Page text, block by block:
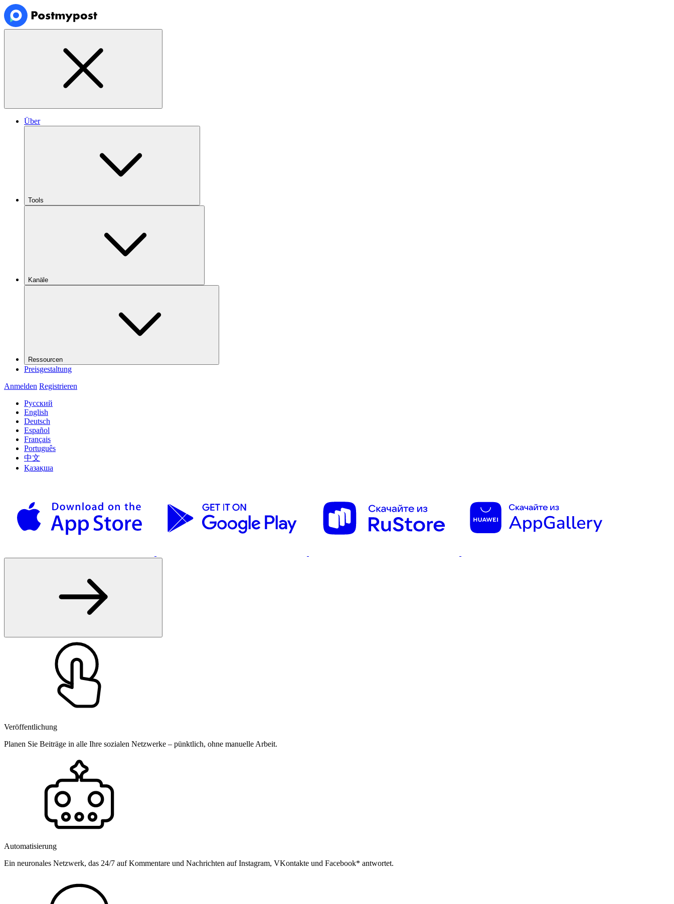
Über
Tools
Kanäle
Ressourcen
Preisgestaltung
Anmelden Registrieren
Русский
English
Deutsch
Español
Français
Português
中文
Қазақша
Veröffentlichung
Planen Sie Beiträge in alle Ihre sozialen Netzwerke – pünktlich, ohne manuelle Arbeit.
Automatisierung
Ein neuronales Netzwerk, das 24/7 auf Kommentare und Nachrichten auf Instagram, VKontakte und Facebook* antwortet.